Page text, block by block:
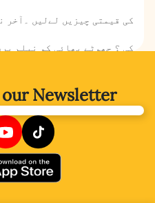
کی قیمتی چیزیں لےلیں ۔آخر
کی ؟ چھوٹے بھائی کو نیلم
our Newsletter